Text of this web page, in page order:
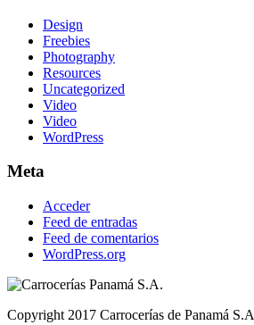
Design
Freebies
Photography
Resources
Uncategorized
Video
Video
WordPress
Meta
Acceder
Feed de entradas
Feed de comentarios
WordPress.org
Copyright 2017 Carrocerías de Panamá